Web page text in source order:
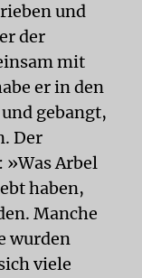
und
der
mit
er in den
gebangt,
Der
Arbel
haben,
Manche
wurden
viele